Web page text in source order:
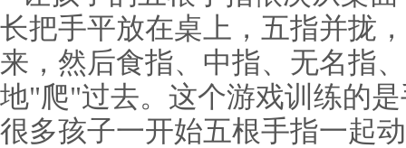
长把手平放在桌上，五指并拢
来，然后食指、中指、无名指
地"爬"过去。这个游戏训练的
很多孩子一开始五根手指一起